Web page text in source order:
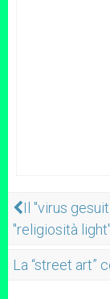
Il "virus
"religiosità light"
La “street art”